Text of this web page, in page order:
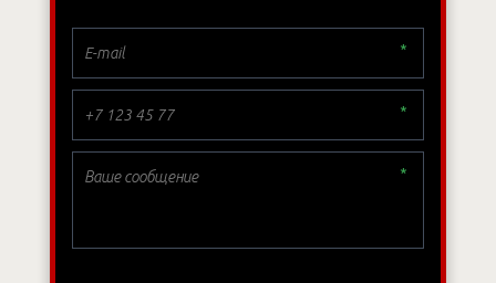
*
*
*